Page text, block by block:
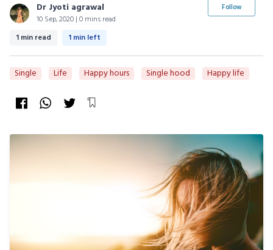
Dr Jyoti agrawal
10 Sep, 2020 | 0 mins read
Follow
1 min read 1 min left
Single Life Happy hours Single hood Happy life